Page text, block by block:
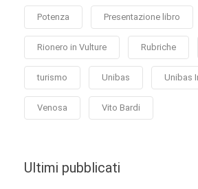
Potenza Presentazione libro
Rionero in Vulture Rubriche
turismo Unibas Unibas
Venosa Vito Bardi
Ultimi pubblicati